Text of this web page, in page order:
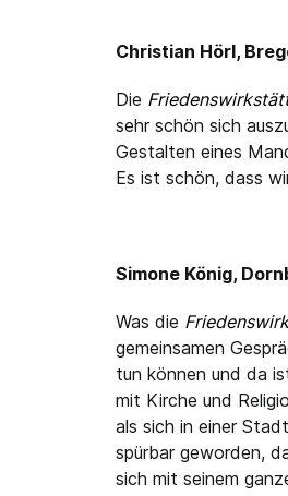
Christian Hörl,
Die
sehr schön sich
Gestalten eines
Es ist schön, dass
Simone König,
Was die
gemeinsamen
tun können und da
mit Kirche und
als sich in einer
spürbar geworden,
sich mit seinem